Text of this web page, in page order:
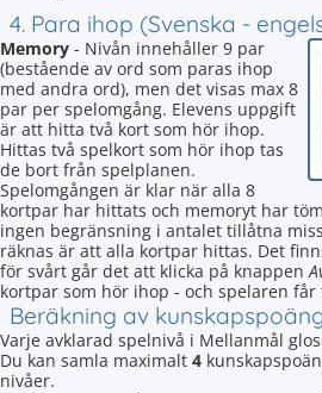
4. Para ihop (Svenska -
Memory - Nivån innehåller 9 par
(bestående av ord som paras ihop
med andra ord), men det visas max 8
par per spelomgång. Elevens uppgift
är att hitta två kort som hör ihop.
Hittas två spelkort som hör ihop tas
de bort från spelplanen.
Spelomgången är klar när alla 8
kortpar har hittats och memoryt har
ingen begränsning i antalet tillåtna
räknas är att alla kortpar hittas. Det
för svårt går det att klicka på knappen
kortpar som hör ihop - och spelaren
Beräkning av
Varje avklarad spelnivå i Mellanmål
Du kan samla maximalt 4
nivåer.